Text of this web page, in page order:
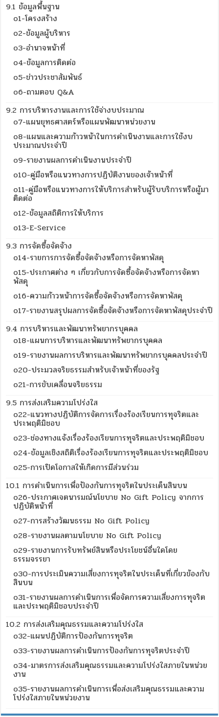
9.1 ข้อมูลพื้นฐาน
o1-โครงสร้าง
o2-ข้อมูลผู้บริหาร
o3-อำนาจหน้าที่
o4-ข้อมูลการติดต่อ
o5-ข่าวประชาสัมพันธ์
o6-ถามตอบ Q&A
9.2 การบริหารงานและการใช้จ่างบประมาณ
o7-แผนยุทธศาสตร์หรือแผนพัฒนาหน่วยงาน
o8-แผนและความก้าวหน้าในการดำเนินงานและการใช้งบ
ประมาณประจำปี
o9-รายงานผลการดำเนินงานประจำปี
o10-คู่มือหรือแนวทางการปฏิบัติงานของเจ้าหน้าที่
o11-คู่มือหรือแนวทางการให้บริการสำหรับผู้รับบริการหรือผู้มา
ติดต่อ
o12-ข้อมูลสถิติการให้บริการ
o13-E-Service
9.3 การจัดซื้อจัดจ้าง
o14-รายการการจัดซื้อจัดจ้างหรือการจัดหาพัสดุ
o15-ประกาศต่าง ๆ เกี่ยวกับการจัดซื้อจัดจ้างหรือการจัดหา
พัสดุ
o16-ความก้าวหน้าการจัดซื้อจัดจ้างหรือการจัดหาพัสดุ
o17-รายงานสรุปผลการจัดซื้อจัดจ้างหรือการจัดหาพัสดุประจำปี
9.4 การบริหารและพัฒนาทรัพยากรบุคคล
o18-แผนการบริหารและพัฒนาทรัพยากรบุคคล
o19-รายงานผลการบริหารและพัฒนาทรัพยากรบุคคลประจำปี
o20-ประมวลจริยธรรมสำหรับเจ้าหน้าที่ของรัฐ
o21-การขับเคลื่อนจริยธรรม
9.5 การส่งเสริมความโปร่งใส
o22-แนวทางปฏิบัติการจัดการเรื่องร้องเรียนการทุจริตและ
ประพฤติมิชอบ
o23-ช่องทางแจ้งเรื่องร้องเรียนการทุจริตและประพฤติมิชอบ
o24-ข้อมูลเชิงสถิติเรื่องร้องเรียนการทุจริตและประพฤติมิชอบ
o25-การเปิดโอกาสให้เกิดการมีส่วนร่วม
10.1 การดำเนินการเพื่อป้องกันการทุจริตในประเด็นสินบน
o26-ประกาศเจตนารมณ์นโยบาย No Gift Policy จากการ
ปฏิบัติหน้าที่
o27-การสร้างวัฒนธรรม No Gift Policy
o28-รายงานผลตามนโยบาย No Gift Policy
o29-รายงานการรับทรัพย์สินหรือประโยชน์อื่นใดโดย
ธรรมจรรยา
o30-การประเมินความเสี่ยงการทุจริตในประเด็นที่เกี่ยวข้องกับ
สินบน
o31-รายงานผลการดำเนินการเพื่อจัดการความเสี่ยงการทุจริต
และประพฤติมิชอบประจำปี
10.2 การส่งเสริมคุณธรรมและความโปร่งใส
o32-แผนปฏิบัติการป้องกันการทุจริต
o33-รายงานผลการดำเนินการป้องกันการทุจริตประจำปี
o34-มาตรการส่งเสริมคุณธรรมและความโปร่งใสภายในหน่วย
งาน
o35-รายงานผลการดำเนินการเพื่อส่งเสริมคุณธรรมและความ
โปร่งใสภายในหน่วยงาน